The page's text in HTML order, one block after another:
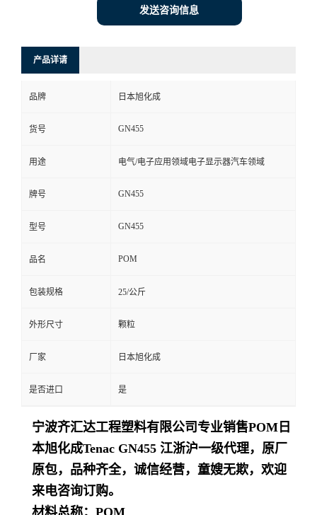
发送咨询信息
产品详请
品牌 日本旭化成
货号 GN455
用途 电气/电子应用领域电子显示器汽车领域
牌号 GN455
型号 GN455
品名 POM
包装规格 25/公斤
外形尺寸 颗粒
厂家 日本旭化成
是否进口 是
宁波齐汇达工程塑料有限公司专业销售POM日
本旭化成Tenac GN455 江浙沪一级代理，原厂
原包，品种齐全，诚信经营，童嫂无欺，欢迎
来电咨询订购。